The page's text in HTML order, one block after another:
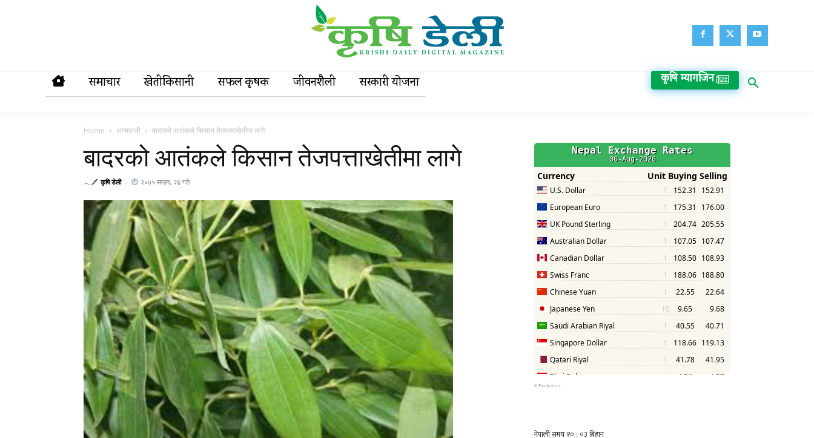
समाचार खेतीकिसानी सफल कृषक जीवनशैली सरकारी याेजना कृषि म्यागजिन
Home अन्यवाली बादरको आतंकले किसान तेजपत्ताखेतीमा लागे
बादरको आतंकले किसान तेजपत्ताखेतीमा लागे
𓂃🖊 कृषि डेली - २०७५ साउन, २६ गते
© Psolution